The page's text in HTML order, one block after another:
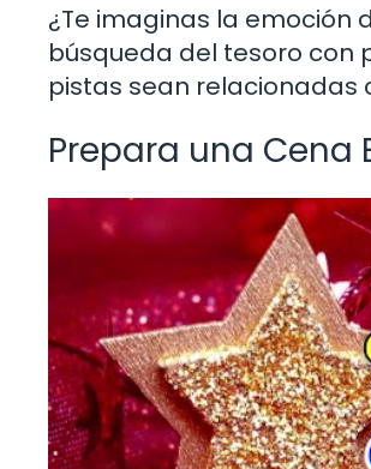
¿Te imaginas la emoción
búsqueda del tesoro con
pistas sean relacionadas
Prepara una Cena